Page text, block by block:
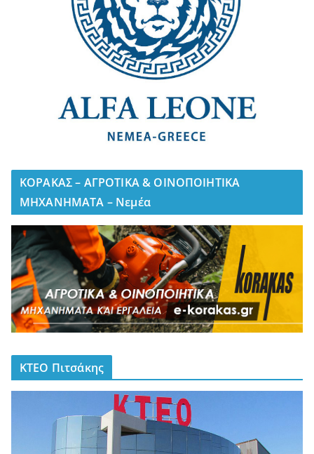
ΚΟΡΑΚΑΣ – ΑΓΡΟΤΙΚΑ & ΟΙΝΟΠΟΙΗΤΙΚΑ
ΜΗΧΑΝΗΜΑΤΑ – Νεμέα
ΚΤΕΟ Πιτσάκης